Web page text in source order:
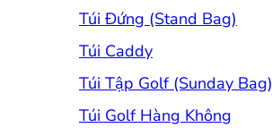
Túi Đứng (Stand Bag)
Túi Caddy
Túi Tập Golf (Sunday Bag)
Túi Golf Hàng Không